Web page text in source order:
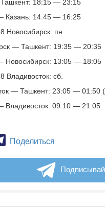
18:15 — 23:15
Казань: 14:45 — 16:25
Новосибирск: пн.
— Ташкент: 19:35 — 20:35
Новосибирск: 13:05 — 18:05
Владивосток: сб.
— Ташкент: 23:05 — 01:50
Владивосток: 09:10 — 21:05
Telegram
Поделиться